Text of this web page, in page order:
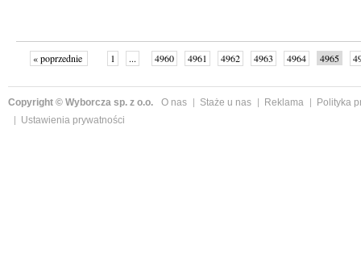
« poprzednie 1 ... 4960 4961 4962 4963 4964 4965
Copyright © Wyborcza sp. z o.o. O nas Staże u nas Reklama
Polityka
Ustawienia prywatności